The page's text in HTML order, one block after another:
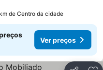
de Centro da cidade
Ver preços